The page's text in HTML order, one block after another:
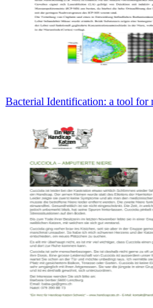
Bacterial Identification: a tool for